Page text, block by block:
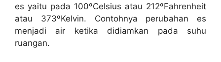
es yaitu pada 100ºCelsius atau 212ºFahrenheit
atau 373ºKelvin. Contohnya perubahan es
menjadi air ketika didiamkan pada suhu
ruangan.